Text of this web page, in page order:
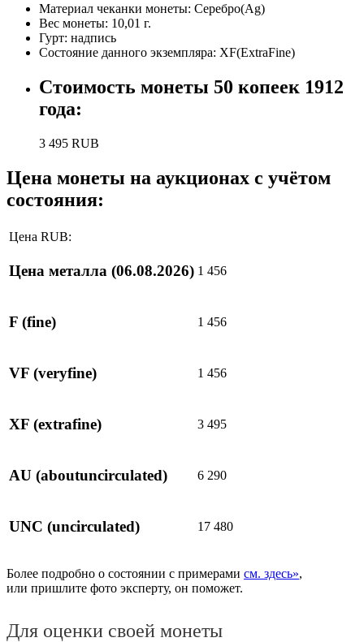
Материал чеканки монеты: Серебро(Ag)
Вес монеты: 10,01 г.
Гурт: надпись
Состояние данного экземпляра: XF(ExtraFine)
Стоимость монеты 50 копеек 1912
года:
3 495 RUB
Цена монеты на аукционах с учётом
состояния:
Цена RUB:
Цена металла (06.08.2026) 1 456
F (fine) 1 456
VF (veryfine) 1 456
XF (extrafine) 3 495
AU (aboutuncirculated) 6 290
UNC (uncirculated) 17 480
Более подробно о состоянии с примерами см. здесь»,
или пришлите фото эксперту, он поможет.
Для оценки своей монеты